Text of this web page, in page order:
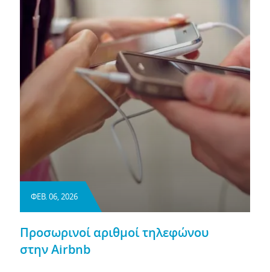
ΦΕΒ. 06, 2026
Προσωρινοί αριθμοί τηλεφώνου
στην Airbnb